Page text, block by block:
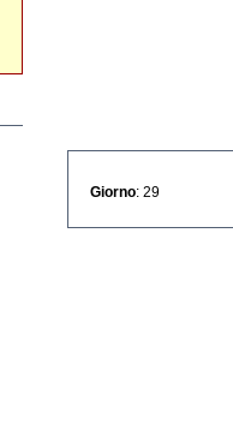
Giorno : 29